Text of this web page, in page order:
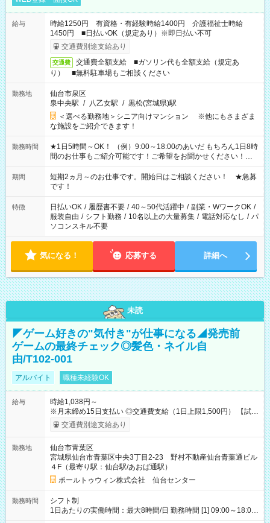
給与
時給1250円 有資格・有経験時給1400円 介護福祉士時給
1450円 ■日払いOK（規定あり）※即日払い不可
交通費別途支給あり
交通費
交通費全額支給 ■ガソリン代も全額支給（規定あ
り） ■無料駐車場もご相談ください
勤務地
仙台市泉区
泉中央駅 / 八乙女駅 / 黒松(宮城県)駅
＜選べる勤務地＞シニア向けマンション ※他にもさまざま
な施設をご紹介できます！
勤務時間
★1日5時間～OK！ （例）9:00～18:00のあいだ もちろん1日8時
間のお仕事もご紹介可能です！ご希望をお聞かせください！★
家庭の都合でお休みが必要な場合も遠慮なくご相談ください。
※週最低15時間以上の勤務が必要です
期間
短期2ヵ月～のお仕事です。開始日はご相談ください！ ★急募
です！
特徴 日払いOK / 履歴書不要 / 40～50代活躍中 / 副業・WワークOK /
服装自由 / シフト勤務 / 10名以上の大量募集 / 電話対応なし / パ
ソコンスキル不要
気になる！ 応募する 詳細へ
未読
◤ゲーム好きの"気付き"が仕事になる◢発売前
ゲームの最終チェック◎髪色・ネイル自
由/T102-001
アルバイト 職種未経験OK
給与
時給1,038円～
※月末締め15日支払い ◎交通費支給（1日上限1,500円） 【試用
期間】試用期間なし
交通費別途支給あり
勤務地
仙台市青葉区
宮城県仙台市青葉区中央3丁目2-23 野村不動産仙台青葉通ビル
４F（最寄り駅：仙台駅/あおば通駅）
ポールトゥウィン株式会社 仙台センター
勤務時間
シフト制
1日あたりの実働時間：最大8時間/日 勤務時間 [1] 09:00～18:00
[2] 10:00～19:00 [3] 10:30～19:30 最低勤務日数(週)：2日 【シ